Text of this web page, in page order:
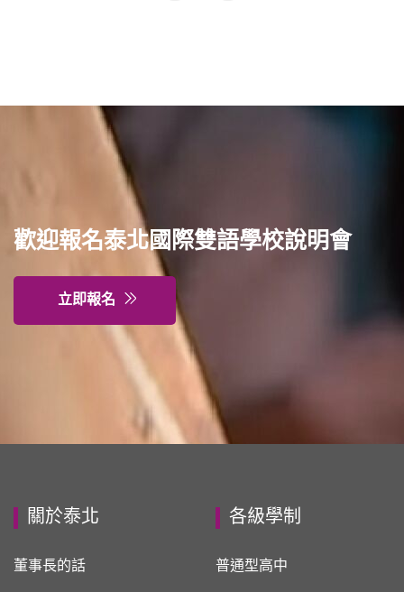
歡迎報名泰北國際雙語學校說明會
立即報名
關於泰北
董事長的話
各級學制
普通型高中